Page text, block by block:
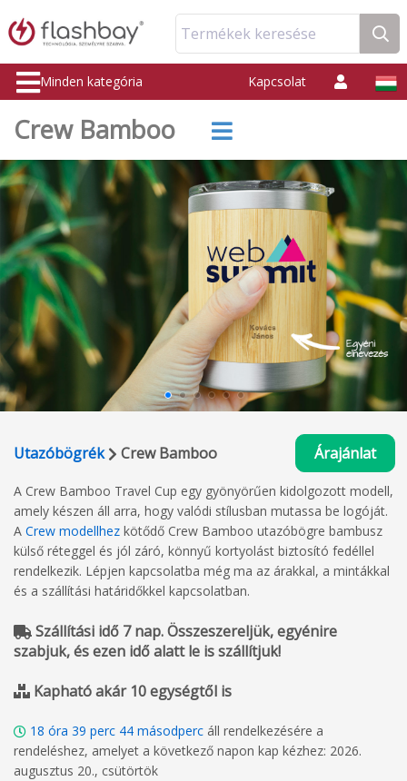
Termékek keresése
Minden kategória Kapcsolat
Crew Bamboo
Utazóbögrék Crew Bamboo Árajánlat
A Crew Bamboo Travel Cup egy gyönyörűen kidolgozott modell,
amely készen áll arra, hogy valódi stílusban mutassa be logóját.
A Crew modellhez kötődő Crew Bamboo utazóbögre bambusz
külső réteggel és jól záró, könnyű kortyolást biztosító fedéllel
rendelkezik. Lépjen kapcsolatba még ma az árakkal, a mintákkal
és a szállítási határidőkkel kapcsolatban.
Szállítási idő 7 nap. Összeszereljük, egyénire
szabjuk, és ezen idő alatt le is szállítjuk!
Kapható akár 10 egységtől is
18 óra 39 perc 43 másodperc áll rendelkezésére a
rendeléshez, amelyet a következő napon kap kézhez: 2026.
augusztus 20., csütörtök